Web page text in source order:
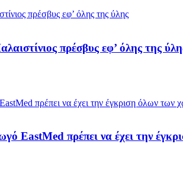
πρέσβυς εφ’ όλης της
EastMed πρέπει να έχει την